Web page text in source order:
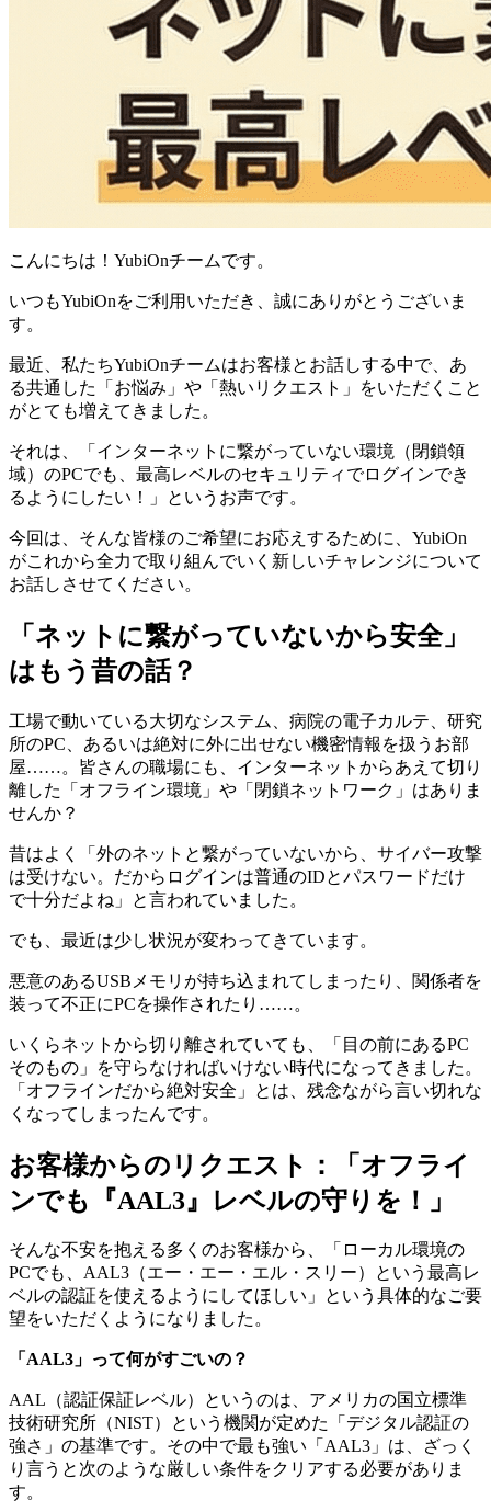
こんにちは！YubiOnチームです。
いつもYubiOnをご利用いただき、誠にありがとうございま
す。
最近、私たちYubiOnチームはお客様とお話しする中で、あ
る共通した「お悩み」や「熱いリクエスト」をいただくこと
がとても増えてきました。
それは、「インターネットに繋がっていない環境（閉鎖領
域）のPCでも、最高レベルのセキュリティでログインでき
るようにしたい！」というお声です。
今回は、そんな皆様のご希望にお応えするために、YubiOn
がこれから全力で取り組んでいく新しいチャレンジについて
お話しさせてください。
「ネットに繋がっていないから安全」
はもう昔の話？
工場で動いている大切なシステム、病院の電子カルテ、研究
所のPC、あるいは絶対に外に出せない機密情報を扱うお部
屋……。皆さんの職場にも、インターネットからあえて切り
離した「オフライン環境」や「閉鎖ネットワーク」はありま
せんか？
昔はよく「外のネットと繋がっていないから、サイバー攻撃
は受けない。だからログインは普通のIDとパスワードだけ
で十分だよね」と言われていました。
でも、最近は少し状況が変わってきています。
悪意のあるUSBメモリが持ち込まれてしまったり、関係者を
装って不正にPCを操作されたり……。
いくらネットから切り離されていても、「目の前にあるPC
そのもの」を守らなければいけない時代になってきました。
「オフラインだから絶対安全」とは、残念ながら言い切れな
くなってしまったんです。
お客様からのリクエスト：「オフライ
ンでも『AAL3』レベルの守りを！」
そんな不安を抱える多くのお客様から、「ローカル環境の
PCでも、AAL3（エー・エー・エル・スリー）という最高レ
ベルの認証を使えるようにしてほしい」という具体的なご要
望をいただくようになりました。
「AAL3」って何がすごいの？
AAL（認証保証レベル）というのは、アメリカの国立標準
技術研究所（NIST）という機関が定めた「デジタル認証の
強さ」の基準です。その中で最も強い「AAL3」は、ざっく
り言うと次のような厳しい条件をクリアする必要がありま
す。